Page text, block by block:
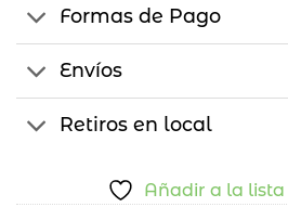
Formas de Pago
Envíos
Retiros en local
Añadir a la lista